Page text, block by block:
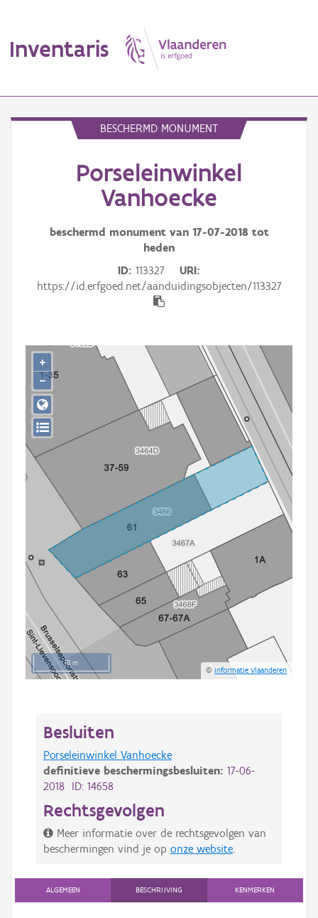
Inventaris
Waarneming
Gebeurtenis
Downloads
Hergebruik
Aanmelden
BESCHERMD MONUMENT
Porseleinwinkel
Vanhoecke
beschermd monument van 17-07-2018tot
heden
ID 113327
URI
https://id.erfgoed.net/aanduidingsobjecten/113327
10 m
©Informatie Vlaanderen
+
−
Besluiten
Porseleinwinkel Vanhoecke
definitieve beschermingsbesluiten: 17-06-
2018 ID: 14658
Rechtsgevolgen
Meer informatie over de rechtsgevolgen van
beschermingen vind je op onze website
ALGEMEEN BESCHRIJVING KENMERKEN